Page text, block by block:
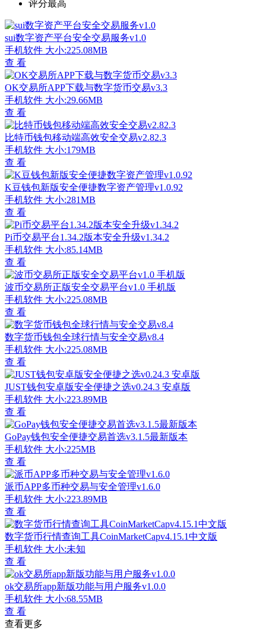
评分最高
sui数字资产平台安全交易服务v1.0
手机软件 大小:225.08MB
查 看
OK交易所APP下载与数字货币交易v3.3
手机软件 大小:29.66MB
查 看
比特币钱包移动端高效安全交易v2.82.3
手机软件 大小:179MB
查 看
K豆钱包新版安全便捷数字资产管理v1.0.92
手机软件 大小:281MB
查 看
Pi币交易平台1.34.2版本安全升级v1.34.2
手机软件 大小:85.14MB
查 看
波币交易所正版安全交易平台v1.0 手机版
手机软件 大小:225.08MB
查 看
数字货币钱包全球行情与安全交易v8.4
手机软件 大小:225.08MB
查 看
JUST钱包安卓版安全便捷之选v0.24.3 安卓版
手机软件 大小:223.89MB
查 看
GoPay钱包安全便捷交易首选v3.1.5最新版本
手机软件 大小:225MB
查 看
派币APP多币种交易与安全管理v1.6.0
手机软件 大小:223.89MB
查 看
数字货币行情查询工具CoinMarketCapv4.15.1中文版
手机软件 大小:未知
查 看
ok交易所app新版功能与用户服务v1.0.0
手机软件 大小:68.55MB
查 看
查看更多